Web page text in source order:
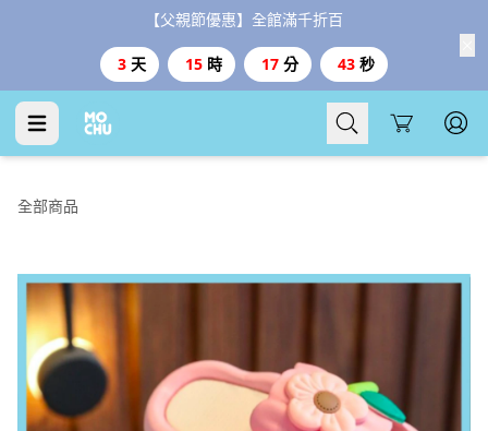
【父親節優惠】全館滿千折百
3 天 15 時 17 分 42 秒
Cart
全部商品